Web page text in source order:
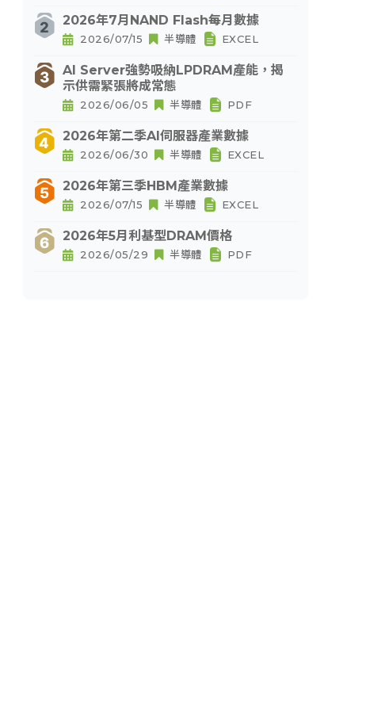
2026年7月NAND Flash每月數據
2026/07/15 半導體 EXCEL
AI Server強勢吸納LPDRAM產能，揭
示供需緊張將成常態
2026/06/05 半導體 PDF
2026年第二季AI伺服器產業數據
2026/06/30 半導體 EXCEL
2026年第三季HBM產業數據
2026/07/15 半導體 EXCEL
2026年5月利基型DRAM價格
2026/05/29 半導體 PDF